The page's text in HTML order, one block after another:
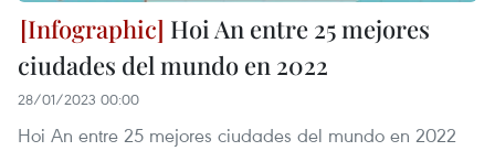
Hoi An entre 25 mejores
ciudades del mundo en 2022
28/01/2023 00:00
Hoi An entre 25 mejores ciudades del mundo en 2022